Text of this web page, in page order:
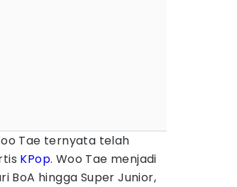
Tae ternyata telah
KPop. Woo Tae menjadi
BoA hingga Super Junior,